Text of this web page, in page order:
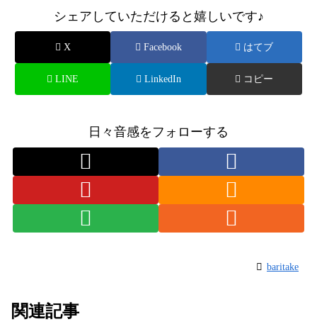
シェアしていただけると嬉しいです♪
X Facebook はてブ
LINE LinkedIn コピー
日々音感をフォローする
baritake
関連記事